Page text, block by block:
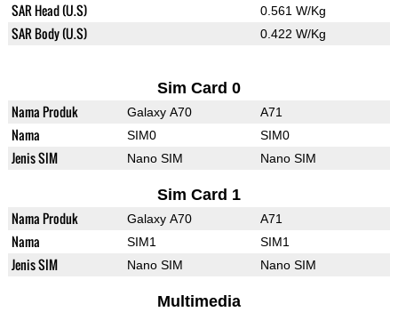
SAR Head (U.S) 0.561 W/Kg
SAR Body (U.S) 0.422 W/Kg
Sim Card 0
Nama Produk Galaxy A70 A71
Nama SIM0 SIM0
Jenis SIM Nano SIM Nano SIM
Sim Card 1
Nama Produk Galaxy A70 A71
Nama SIM1 SIM1
Jenis SIM Nano SIM Nano SIM
Multimedia